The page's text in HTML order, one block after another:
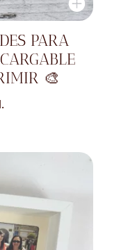
PARA
🎨